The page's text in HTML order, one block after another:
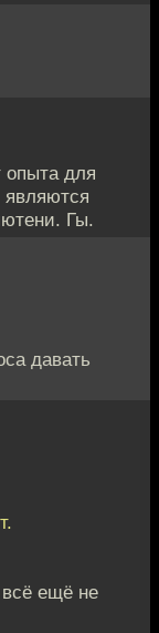
опыта для
Гы.
давать
ещё не